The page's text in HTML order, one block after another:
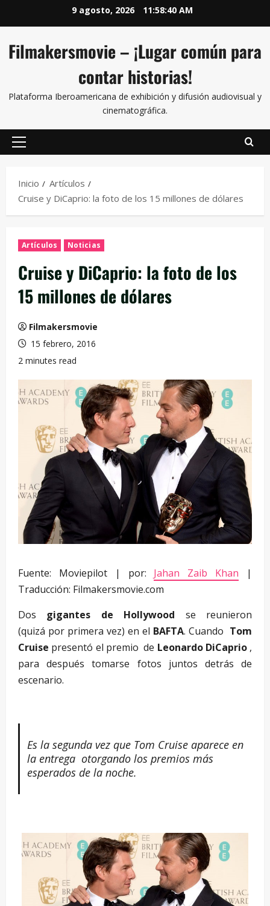
9 agosto, 2026 11:58:41 AM
Filmakersmovie – ¡Lugar común para
contar historias!
Plataforma Iberoamericana de exhibición y difusión audiovisual y
cinematográfica.
Inicio
Artículos
Cruise y DiCaprio: la foto de los 15 millones de dólares
Artículos Noticias
Cruise y DiCaprio: la foto de los
15 millones de dólares
Filmakersmovie
15 febrero, 2016
2 minutes read
Fuente: Moviepilot | por: Jahan Zaib Khan |
Traducción: Filmakersmovie.com
Dos gigantes de Hollywood se reunieron
(quizá por primera vez) en el BAFTA. Cuando Tom
Cruise presentó el premio de Leonardo DiCaprio,
para después tomarse fotos juntos detrás de
escenario.
Es la segunda vez que Tom Cruise aparece en
la entrega otorgando los premios más
esperados de la noche.